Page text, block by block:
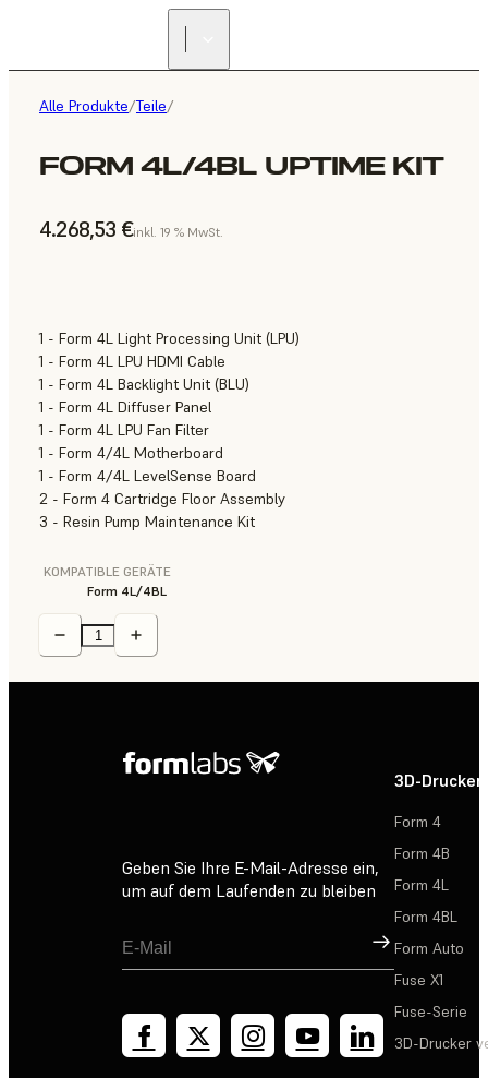
Alle Produkte/Teile/
FORM 4L/4BL UPTIME KIT
4.268,53 €inkl. 19 % MwSt.
1 - Form 4L Light Processing Unit (LPU)
1 - Form 4L LPU HDMI Cable
1 - Form 4L Backlight Unit (BLU)
1 - Form 4L Diffuser Panel
1 - Form 4L LPU Fan Filter
1 - Form 4/4L Motherboard
1 - Form 4/4L LevelSense Board
2 - Form 4 Cartridge Floor Assembly
3 - Resin Pump Maintenance Kit
KOMPATIBLE GERÄTE
Form 4L/4BL
Geben Sie Ihre E-Mail-Adresse ein,
um auf dem Laufenden zu bleiben
Registrieren
3D-Drucker
Form 4
Form 4B
Form 4L
Form 4BL
Form Auto
Fuse X1
Fuse-Serie
3D-Drucker